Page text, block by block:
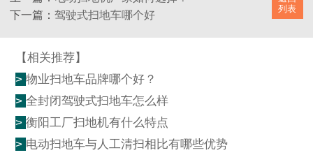
列表
下一篇： 驾驶式扫地车哪个好
【相关推荐】
>物业扫地车品牌哪个好？
>全封闭驾驶式扫地车怎么样
>衡阳工厂扫地机有什么特点
> 电动扫地车与人工清扫相比有哪些优势